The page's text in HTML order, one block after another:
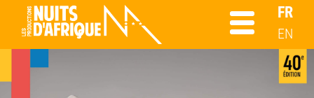
FR
EN